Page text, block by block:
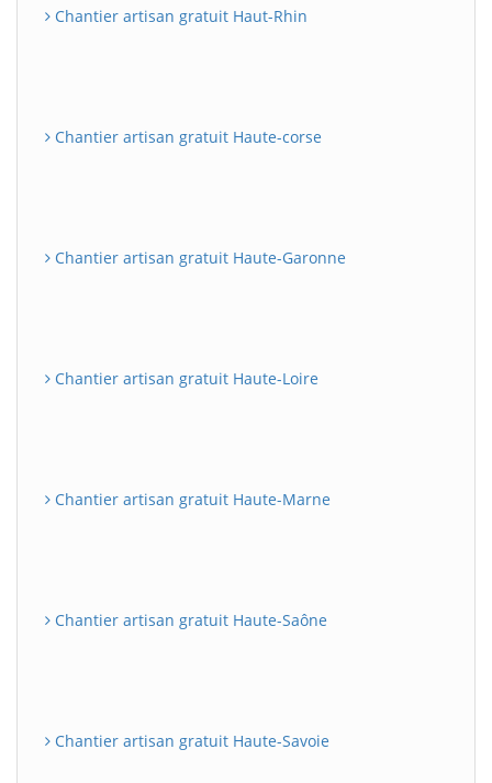
Chantier artisan gratuit Haut-Rhin
Chantier artisan gratuit Haute-corse
Chantier artisan gratuit Haute-Garonne
Chantier artisan gratuit Haute-Loire
Chantier artisan gratuit Haute-Marne
Chantier artisan gratuit Haute-Saône
Chantier artisan gratuit Haute-Savoie